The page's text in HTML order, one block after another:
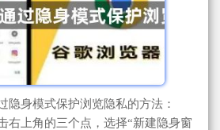
隐身模式保护浏览隐私的方法：
右上角的三个点，选择“新建隐身窗